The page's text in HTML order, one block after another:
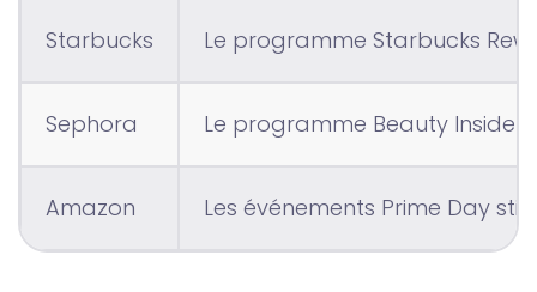
Starbucks
Le programme Starbucks
Sephora Le programme Beauty Insider
Amazon Les événements Prime Day